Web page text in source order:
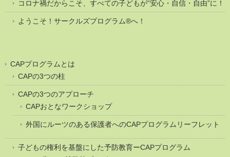
コロナ禍だからこそ、すべての子どもが“安心・自信・自由”に！
ようこそ！サークルズプログラム®へ！
CAPプログラムとは
CAPの3つの柱
CAPの3つのアプローチ
CAPおとなワークショップ
外国にルーツのある保護者へのCAPプログラムリーフレット
子どもの権利を基盤にした予防教育ーCAPプログラム